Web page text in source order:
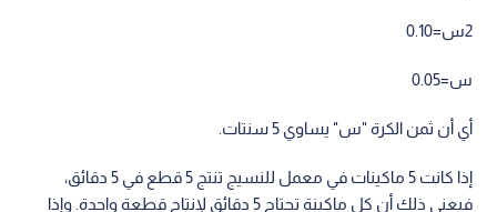
2س=0.10
س=0.05
أي أن ثمن الكرة "س" يساوي 5 سنتات.
إذا كانت 5 ماكينات في معمل للنسيج تنتج 5 قطع في 5 دقائق،
فيعني ذلك أن كل ماكينة تحتاج 5 دقائق لإنتاج قطعة واحدة. وإذا